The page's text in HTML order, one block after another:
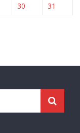
30 31